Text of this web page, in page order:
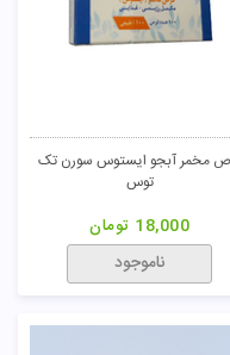
مخمر آبجو ایستوس سورن تک
توس
18,000 تومان
ناموجود